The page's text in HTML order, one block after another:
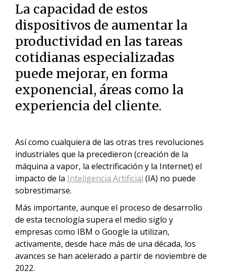
La capacidad de estos
dispositivos de aumentar la
productividad en las tareas
cotidianas especializadas
puede mejorar, en forma
exponencial, áreas como la
experiencia del cliente.
Así como cualquiera de las otras tres revoluciones
industriales que la precedieron (creación de la
máquina a vapor, la electrificación y la Internet) el
impacto de la Inteligencia Artificial (IA) no puede
sobrestimarse.
Más importante, aunque el proceso de desarrollo
de esta tecnología supera el medio siglo y
empresas como IBM o Google la utilizan,
activamente, desde hace más de una década, los
avances se han acelerado a partir de noviembre de
2022.